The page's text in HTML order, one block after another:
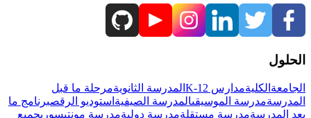
الحلول
الجامعة الكليةمدارس K-12 المدرسة الثانويةمرحلة ما قبل
المدرسةمدرسة الموسيقىالمدرسة الصيفية استوديو الرقصبرنامج ما
بعد المدرسةمدرسة مستقلةمدرسة دوليةمدرسة مونتيسوريجميع